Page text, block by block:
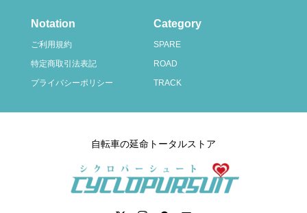
Notation
ご利用規約
特定商取引法表記
プライバシーポリシー
Category
SPARE
ROAD
TRACK
自転車の延命トータルストア